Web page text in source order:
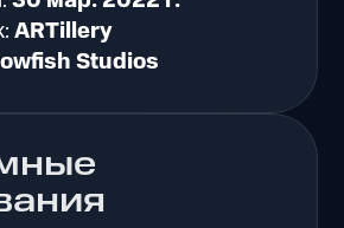
ARTillery
Studios